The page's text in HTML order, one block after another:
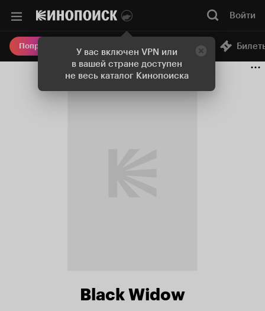
У вас включен VPN или
в вашей стране доступен
не весь каталог Кинопоиска
Войти
Попробовать Плюс Онлайн-кинотеатр
Black Widow